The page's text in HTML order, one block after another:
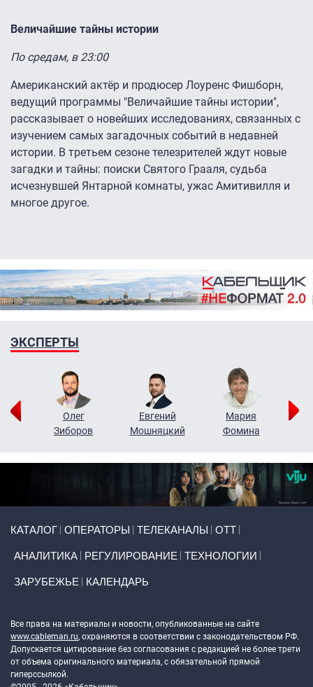
Величайшие тайны истории
По средам, в 23:00
Американский актёр и продюсер Лоуренс Фишборн,
ведущий программы "Величайшие тайны истории",
рассказывает о новейших исследованиях, связанных с
изучением самых загадочных событий в недавней
истории. В третьем сезоне телезрителей ждут новые
загадки и тайны: поиски Святого Грааля, судьба
исчезнувшей Янтарной комнаты, ужас Амитивилля и
многое другое.
ЭКСПЕРТЫ
Олег
Зиборов
Евгений
Мошняцкий
Мария
Фомина
КАТАЛОГ ОПЕРАТОРЫ ТЕЛЕКАНАЛЫ ОТТ
АНАЛИТИКА РЕГУЛИРОВАНИЕ ТЕХНОЛОГИИ
ЗАРУБЕЖЬЕ КАЛЕНДАРЬ
Все права на материалы и новости, опубликованные на сайте
www.cableman.ru, охраняются в соответствии с законодательством РФ.
Допускается цитирование без согласования с редакцией не более трети
от объема оригинального материала, с обязательной прямой
гиперссылкой.